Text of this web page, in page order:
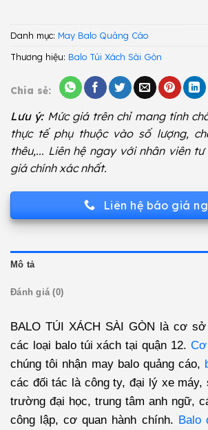
Danh mục: May Balo Quảng Cáo
Thương hiệu: Balo Túi Xách Sài Gòn
Chia sẻ:
Lưu ý:Mức giá trên chỉ mang tính
thực tế phụ thuộc vào số lượng,
thêu,... Liên hệ ngay với nhân viên
giá chính xác nhất.
Liên hệ báo giá
Mô tả
Đánh giá (0)
BALO TÚI XÁCH SÀI GÒN là cơ sở
các loại balo túi xách tại quận 12.
chúng tôi nhận may balo quảng cáo,
các đối tác là công ty, đại lý xe máy,
trường đại học, trung tâm anh ngữ,
công lập, cơ quan hành chính. Balo